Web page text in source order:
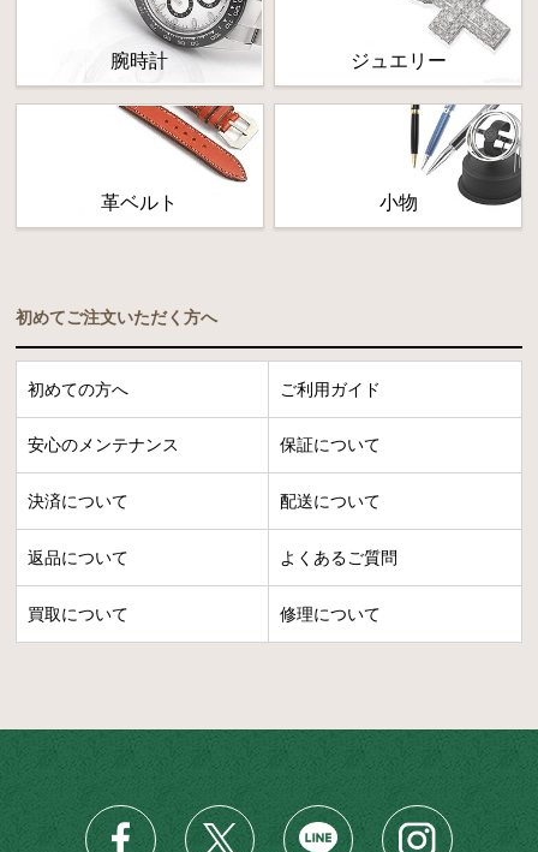
腕時計 ジュエリー
革ベルト 小物
初めてご注文いただく方へ
初めての方へ ご利用ガイド
安心のメンテナンス 保証について
決済について 配送について
返品について よくあるご質問
買取について 修理について